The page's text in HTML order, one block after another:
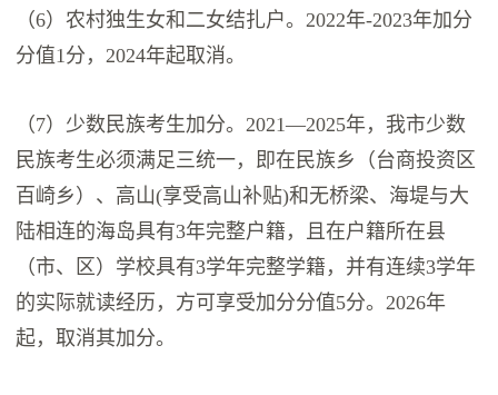
（6）农村独生女和二女结扎户。2022年-2023年加分
分值1分，2024年起取消。
（7）少数民族考生加分。2021—2025年，我市少数
民族考生必须满足三统一，即在民族乡（台商投资区
百崎乡）、高山(享受高山补贴)和无桥梁、海堤与大
陆相连的海岛具有3年完整户籍，且在户籍所在县
（市、区）学校具有3学年完整学籍，并有连续3学年
的实际就读经历，方可享受加分分值5分。2026年
起，取消其加分。